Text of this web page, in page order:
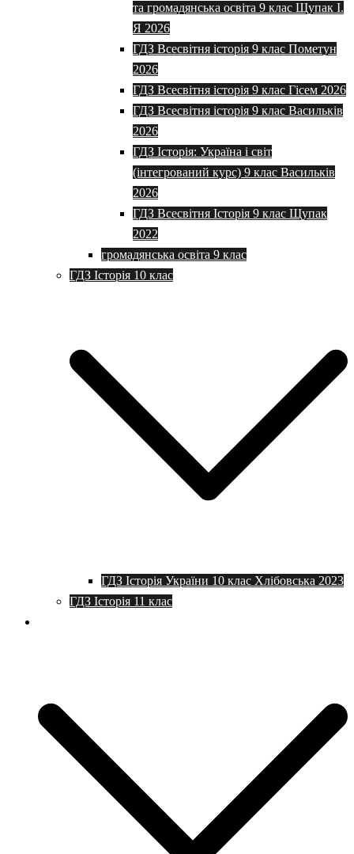
та громадянська освіта 9 клас Щупак І.
Я 2026
ГДЗ Всесвітня історія 9 клас Пометун
2026
ГДЗ Всесвітня історія 9 клас Гісем 2026
ГДЗ Всесвітня історія 9 клас Васильків
2026
ГДЗ Історія: Україна і світ
(інтегрований курс) 9 клас Васильків
2026
ГДЗ Всесвітня Історія 9 клас Щупак
2022
громадянська освіта 9 клас
ГДЗ Історія 10 клас
ГДЗ Історія України 10 клас Хлібовська 2023
ГДЗ Історія 11 клас